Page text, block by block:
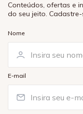
Conteúdos, ofertas e
do seu jeito. Cadastre-
Nome
E-mail